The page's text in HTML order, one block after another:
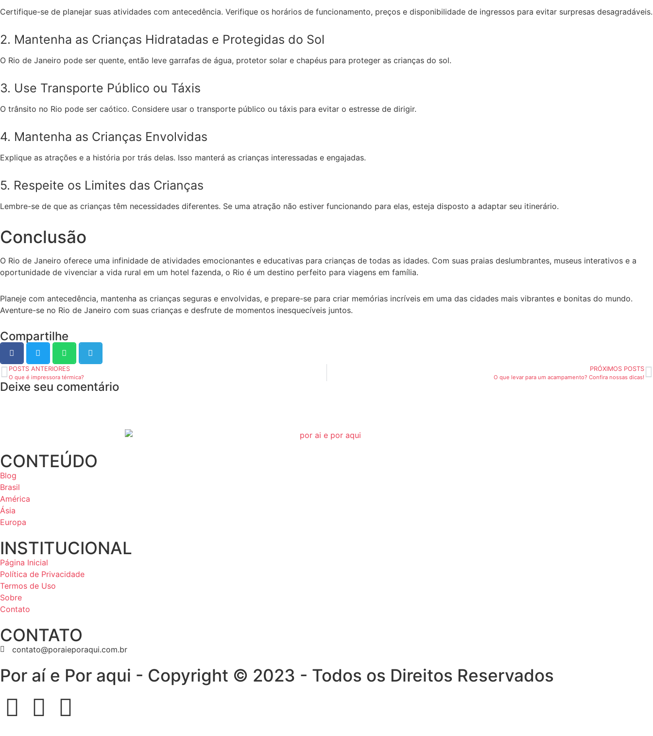
Certifique-se de planejar suas atividades com antecedência. Verifique os horários de funcionamento, preços e disponibilidade de ingressos para evitar surpresas desagradáveis.
2. Mantenha as Crianças Hidratadas e Protegidas do Sol
O Rio de Janeiro pode ser quente, então leve garrafas de água, protetor solar e chapéus para proteger as crianças do sol.
3. Use Transporte Público ou Táxis
O trânsito no Rio pode ser caótico. Considere usar o transporte público ou táxis para evitar o estresse de dirigir.
4. Mantenha as Crianças Envolvidas
Explique as atrações e a história por trás delas. Isso manterá as crianças interessadas e engajadas.
5. Respeite os Limites das Crianças
Lembre-se de que as crianças têm necessidades diferentes. Se uma atração não estiver funcionando para elas, esteja disposto a adaptar seu itinerário.
Conclusão
O Rio de Janeiro oferece uma infinidade de atividades emocionantes e educativas para crianças de todas as idades. Com suas praias deslumbrantes, museus interativos e a
oportunidade de vivenciar a vida rural em um hotel fazenda, o Rio é um destino perfeito para viagens em família.
Planeje com antecedência, mantenha as crianças seguras e envolvidas, e prepare-se para criar memórias incríveis em uma das cidades mais vibrantes e bonitas do mundo.
Aventure-se no Rio de Janeiro com suas crianças e desfrute de momentos inesquecíveis juntos.
Compartilhe
POSTS ANTERIORES
O que é impressora térmica?
PRÓXIMOS POSTS
O que levar para um acampamento? Confira nossas dicas!
Deixe seu comentário
CONTEÚDO
Blog
Brasil
América
Ásia
Europa
INSTITUCIONAL
Página Inicial
Política de Privacidade
Termos de Uso
Sobre
Contato
CONTATO
contato@poraieporaqui.com.br
Por aí e Por aqui - Copyright © 2023 - Todos os Direitos Reservados